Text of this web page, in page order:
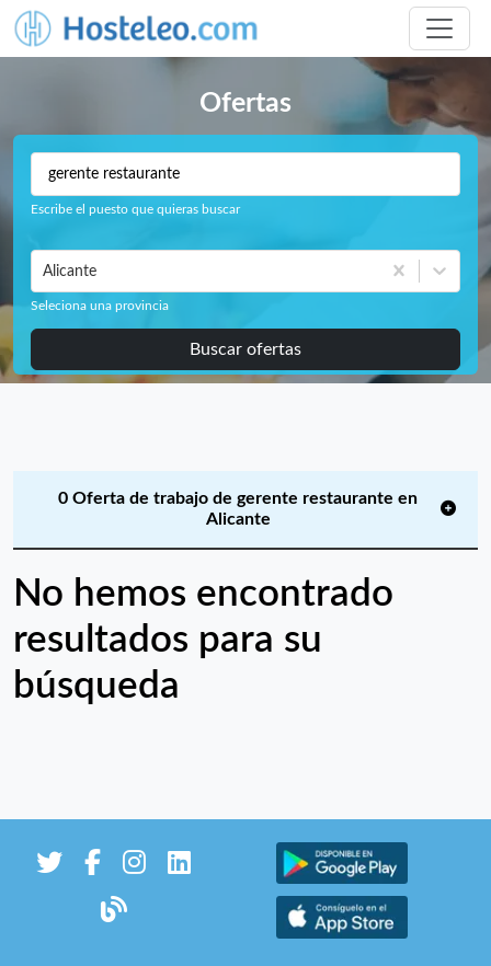
Ofertas
Escribe el puesto que quieras buscar
Alicante
Seleciona una provincia
Buscar ofertas
0 Oferta de trabajo de gerente restaurante en
Alicante
No hemos encontrado
resultados para su
búsqueda